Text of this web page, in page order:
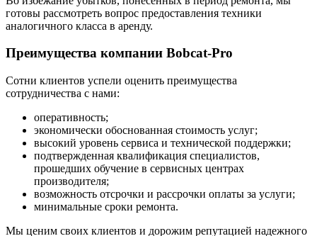
готовы рассмотреть вопрос предоставления техники
аналогичного класса в аренду.
Преимущества компании Bobcat-Pro
Сотни клиентов успели оценить преимущества
сотрудничества с нами:
оперативность;
экономически обоснованная стоимость услуг;
высокий уровень сервиса и технической поддержки;
подтвержденная квалификация специалистов,
прошедших обучение в сервисных центрах
производителя;
возможность отсрочки и рассрочки оплаты за услуги;
минимальные сроки ремонта.
Мы ценим своих клиентов и дорожим репутацией надежного